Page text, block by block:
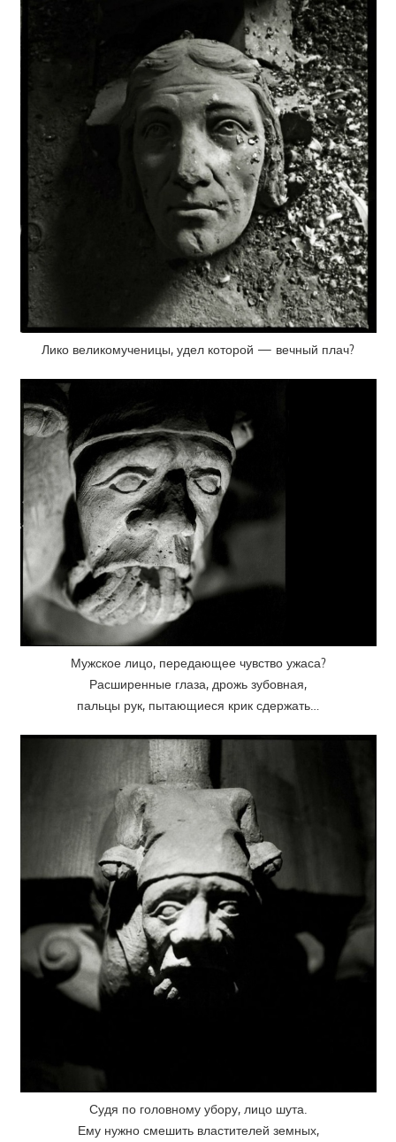
Лико великомученицы, удел которой — вечный плач?
Мужское лицо, передающее чувство ужаса?
Расширенные глаза, дрожь зубовная,
пальцы рук, пытающиеся крик сдержать…
Судя по головному убору, лицо шута.
Ему нужно смешить властителей земных,